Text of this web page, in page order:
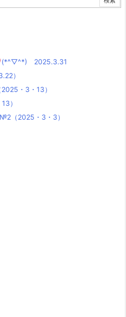
(*^▽^*) 2025.3.31
）
・3・13）
）
（2025・3・3）